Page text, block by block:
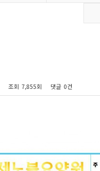
조회 7,855회 댓글 0건